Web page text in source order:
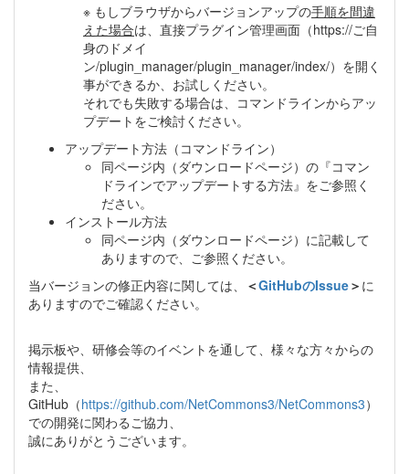
※ もしブラウザからバージョンアップの手順を間違
えた場合は、直接プラグイン管理画面（https://ご自
身のドメイ
ン/plugin_manager/plugin_manager/index/）を開く
事ができるか、お試しください。
それでも失敗する場合は、コマンドラインからアッ
プデートをご検討ください。
アップデート方法（コマンドライン）
同ページ内（ダウンロードページ）の『コマン
ドラインでアップデートする方法』をご参照く
ださい。
インストール方法
同ページ内（ダウンロードページ）に記載して
ありますので、ご参照ください。
当バージョンの修正内容に関しては、
＜GitHubのIssue＞ に
ありますのでご確認ください。
掲示板や、研修会等のイベントを通して、様々な方々からの
情報提供、
また、
GitHub（https://github.com/NetCommons3/NetCommons3）
での開発に関わるご協力、
誠にありがとうございます。